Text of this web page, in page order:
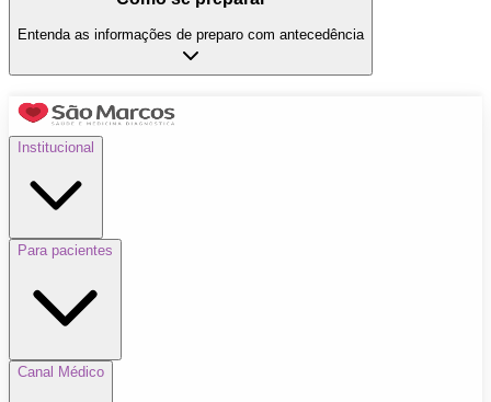
Entenda as informações de preparo com antecedência
Institucional
Para pacientes
Canal Médico